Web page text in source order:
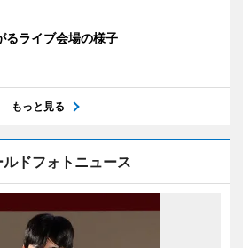
るライブ会場の様子
もっと見る
ルドフォトニュース